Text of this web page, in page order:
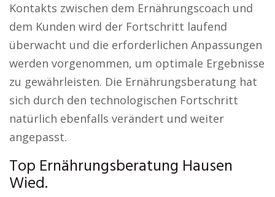
Kontakts zwischen dem Ernährungscoach und
dem Kunden wird der Fortschritt laufend
überwacht und die erforderlichen Anpassungen
werden vorgenommen, um optimale Ergebnisse
zu gewährleisten. Die Ernährungsberatung hat
sich durch den technologischen Fortschritt
natürlich ebenfalls verändert und weiter
angepasst.
Top Ernährungsberatung Hausen
Wied.